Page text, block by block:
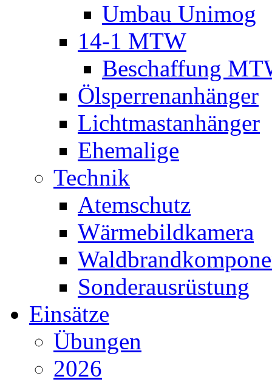
Umbau Unimog
14-1 MTW
Beschaffung
Ölsperrenanhänger
Lichtmastanhänger
Ehemalige
Technik
Atemschutz
Wärmebildkamera
Sonderausrüstung
Einsätze
Übungen
2026